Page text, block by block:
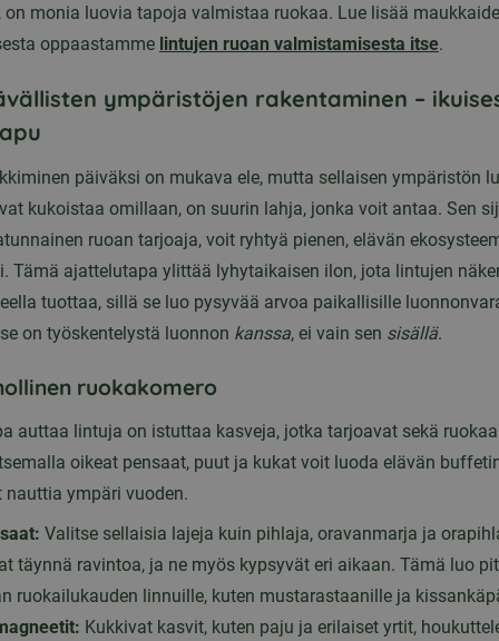
on monia luovia tapoja valmistaa ruokaa. Lue lisää
oppaastamme lintujen ruoan valmistamisesta itse.
ympäristöjen rakentaminen –
päiväksi on mukava ele, mutta sellaisen ympäristön
kukoistaa omillaan, on suurin lahja, jonka voit antaa. Sen
ruoan tarjoaja, voit ryhtyä pienen, elävän
Tämä ajattelutapa ylittää lyhytaikaisen ilon, jota lintujen
tuottaa, sillä se luo pysyvää arvoa paikallisille
on työskentelystä luonnon kanssa, ei vain sen sisällä.
ruokakomero
auttaa lintuja on istuttaa kasveja, jotka tarjoavat sekä
oikeat pensaat, puut ja kukat voit luoda elävän
ympäri vuoden.
Valitse sellaisia lajeja kuin pihlaja, oravanmarja ja
täynnä ravintoa, ja ne myös kypsyvät eri aikaan. Tämä luo
ruokailukauden linnuille, kuten mustarastaanille ja
Kukkivat kasvit, kuten paju ja erilaiset yrtit,